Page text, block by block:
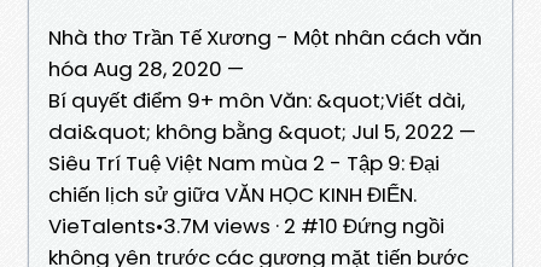
Nhà thơ Trần Tế Xương - Một nhân cách văn
hóa Aug 28, 2020 —
Bí quyết điểm 9+ môn Văn: &quot;Viết dài,
dai&quot; không bằng &quot; Jul 5, 2022 —
Siêu Trí Tuệ Việt Nam mùa 2 - Tập 9: Đại
chiến lịch sử giữa VĂN HỌC KINH ĐIỂN.
VieTalents•3.7M views · 2 #10 Đứng ngồi
không yên trước các gương mặt tiến bước